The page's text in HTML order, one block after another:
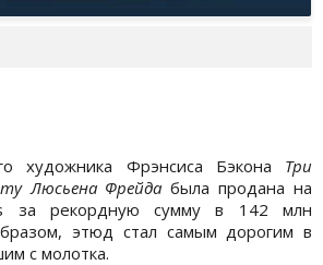
художника Фрэнсиса Бэкона Три
Люсьена Фрейда была продана на
за рекордную сумму в 142 млн
этюд стал самым дорогим в
с молотка.